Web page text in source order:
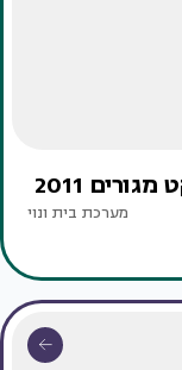
2011
מערכת בית ונוי